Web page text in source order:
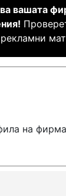
вашата
рекламни
на